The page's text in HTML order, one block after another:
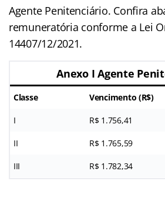
Agente Penitenciário. Confira
remuneratória conforme a Lei
14407/12/2021.
Anexo I Agente
Classe Vencimento (R$)
I R$ 1.756,41
II R$ 1.765,59
III R$ 1.782,34